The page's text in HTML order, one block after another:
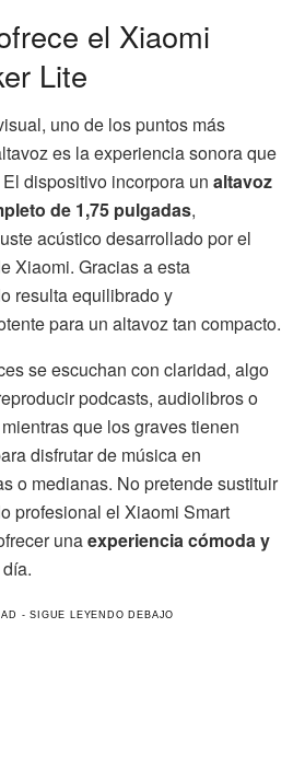
el Xiaomi
Lite
uno de los puntos más
es la experiencia sonora que
dispositivo incorpora un altavoz
de 1,75 pulgadas,
acústico desarrollado por el
Xiaomi. Gracias a esta
resulta equilibrado y
para un altavoz tan compacto.
se escuchan con claridad, algo
podcasts, audiolibros o
que los graves tienen
disfrutar de música en
o medianas. No pretende sustituir
profesional el Xiaomi Smart
unaexperiencia cómoda y